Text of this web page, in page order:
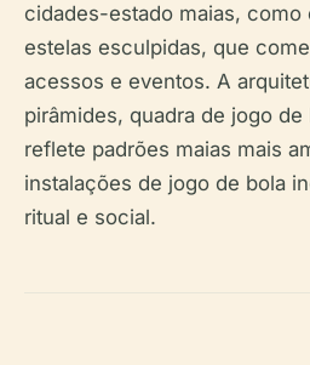
cidades-estado maias, como
estelas esculpidas, que
acessos e eventos. A
pirâmides, quadra de jogo
reflete padrões maias mais
instalações de jogo de bola
ritual e social.